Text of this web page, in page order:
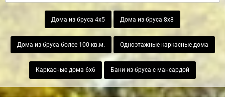
Дома из бруса 4х5 Дома из бруса 8х8
Дома из бруса более 100 кв.м. Одноэтажные каркасные дома
Каркасные дома 6х6 Бани из бруса с мансардой